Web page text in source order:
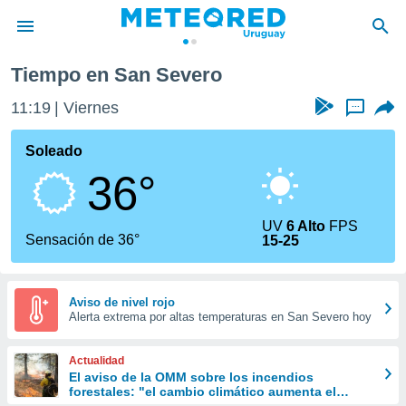
de
ha
calidad.
a este
las
y
forma
digital
basada
Tiempo en San Severo
11:19 Viernes ...
Soleado
36°
Sensación de 36°
UV6 Alto FPS
15-25
Aviso de nivel rojo
Alerta extrema por altas temperaturas en San Severo hoy
Actualidad
El aviso de la OMM sobre los incendios
forestales: "el cambio climático aumenta el